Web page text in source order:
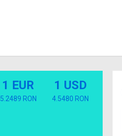
1 EUR
5.2489 RON
1 USD
4.5480 RON